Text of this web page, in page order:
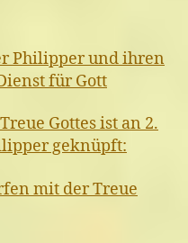
Philipper und ihren
für Gott
Gottes ist an 2.
geknüpft:
mit der Treue